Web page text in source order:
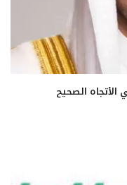
الصحيح